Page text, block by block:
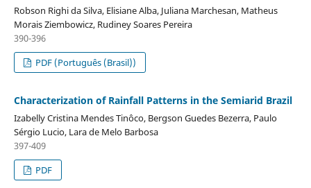
Robson Righi da Silva, Elisiane Alba, Juliana Marchesan, Matheus
Morais Ziembowicz, Rudiney Soares Pereira
390-396
PDF (Português (Brasil))
Characterization of Rainfall Patterns in the Semiarid Brazil
Izabelly Cristina Mendes Tinôco, Bergson Guedes Bezerra, Paulo
Sérgio Lucio, Lara de Melo Barbosa
397-409
PDF